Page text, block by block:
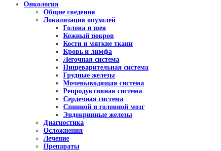
Онкология
Общие сведения
Локализация опухолей
Голова и шея
Кожный покров
Кости и мягкие ткани
Кровь и лимфа
Легочная система
Пищеварительная система
Грудные железы
Мочевыводящая система
Репродуктивная система
Сердечная система
Спинной и головной мозг
Эндокринные железы
Диагностика
Осложнения
Лечение
Препараты